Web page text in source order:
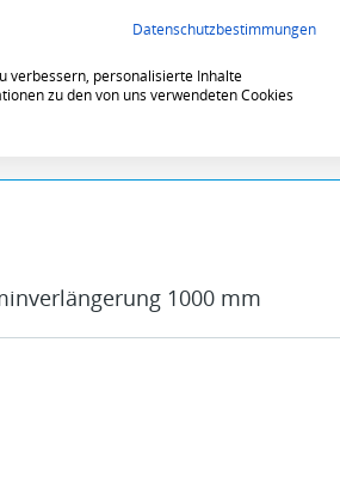
VERGLEICHEN (0)
1000 mm
Datenschutzbestimmungen
verbessern, personalisierte Inhalte
zu den von uns verwendeten Cookies